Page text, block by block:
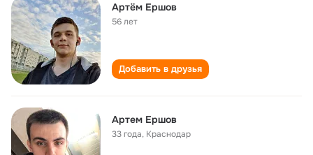
Артём Ершов
56 лет
Добавить в друзья
Артем Ершов
33 года, Краснодар